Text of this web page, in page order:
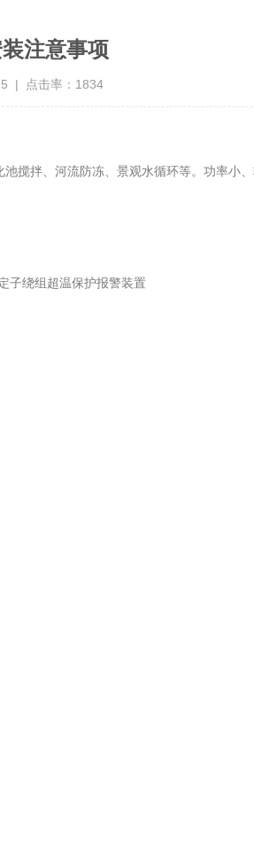
注意事项
| 点击率：1834
拌、河流防冻、景观水循环等。功率小、
绕组超温保护报警装置